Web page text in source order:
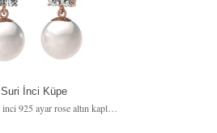
Suri İnci Küpe
Swarovski ve inci 925 ayar rose altın kaplama gümüş küpe